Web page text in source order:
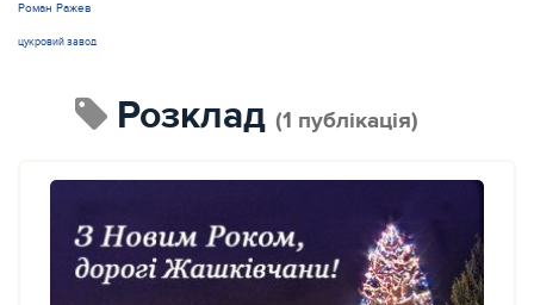
Роман Ражев
цукровий завод
розклад (1 публікація)